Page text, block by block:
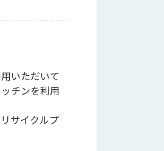
いただいて
チンを利用
サイクルプ